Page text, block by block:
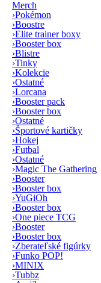
Merch
›Pokémon
›Boostre
›Elite trainer boxy
›Booster box
›Blistre
›Tinky
›Kolekcie
›Ostatné
›Lorcana
›Booster pack
›Booster box
›Ostatné
›Športové kartičky
›Hokej
›Futbal
›Ostatné
›Magic The Gathering
›Booster
›Booster box
›YuGiOh
›Booster box
›One piece TCG
›Booster
›Booster box
›Zberateľské figúrky
›Funko POP!
›MINIX
›Tubbz